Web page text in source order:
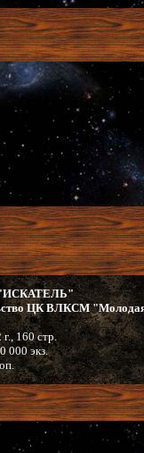
ЦК ВЛКСМ
160 стр.
000 экз.